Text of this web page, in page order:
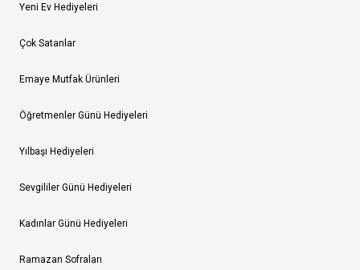
Yeni Ev Hediyeleri
Çok Satanlar
Emaye Mutfak Ürünleri
Öğretmenler Günü Hediyeleri
Yılbaşı Hediyeleri
Sevgililer Günü Hediyeleri
Kadınlar Günü Hediyeleri
Ramazan Sofraları